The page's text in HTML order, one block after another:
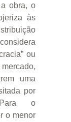
obra, o
às
ou
mercado,
uma
por
o
o menor